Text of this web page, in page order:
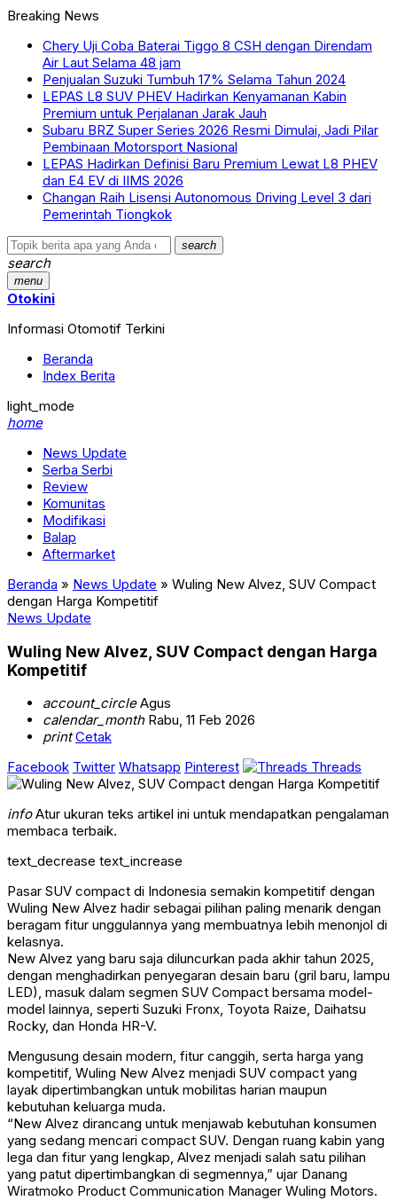
Breaking News
Chery Uji Coba Baterai Tiggo 8 CSH dengan Direndam
Air Laut Selama 48 jam
Penjualan Suzuki Tumbuh 17% Selama Tahun 2024
LEPAS L8 SUV PHEV Hadirkan Kenyamanan Kabin
Premium untuk Perjalanan Jarak Jauh
Subaru BRZ Super Series 2026 Resmi Dimulai, Jadi Pilar
Pembinaan Motorsport Nasional
LEPAS Hadirkan Definisi Baru Premium Lewat L8 PHEV
dan E4 EV di IIMS 2026
Changan Raih Lisensi Autonomous Driving Level 3 dari
Pemerintah Tiongkok
search
search
menu
Otokini
Informasi Otomotif Terkini
Beranda
Index Berita
light_mode
home
News Update
Serba Serbi
Review
Komunitas
Modifikasi
Balap
Aftermarket
Beranda » News Update » Wuling New Alvez, SUV Compact
dengan Harga Kompetitif
News Update
Wuling New Alvez, SUV Compact dengan Harga
Kompetitif
account_circleAgus
calendar_monthRabu, 11 Feb 2026
print Cetak
Facebook Twitter Whatsapp Pinterest Threads
infoAtur ukuran teks artikel ini untuk mendapatkan pengalaman
membaca terbaik.
text_decrease text_increase
Pasar SUV compact di Indonesia semakin kompetitif dengan
Wuling New Alvez hadir sebagai pilihan paling menarik dengan
beragam fitur unggulannya yang membuatnya lebih menonjol di
kelasnya.
New Alvez yang baru saja diluncurkan pada akhir tahun 2025,
dengan menghadirkan penyegaran desain baru (gril baru, lampu
LED), masuk dalam segmen SUV Compact bersama model-
model lainnya, seperti Suzuki Fronx, Toyota Raize, Daihatsu
Rocky, dan Honda HR-V.
Mengusung desain modern, fitur canggih, serta harga yang
kompetitif, Wuling New Alvez menjadi SUV compact yang
layak dipertimbangkan untuk mobilitas harian maupun
kebutuhan keluarga muda.
“New Alvez dirancang untuk menjawab kebutuhan konsumen
yang sedang mencari compact SUV. Dengan ruang kabin yang
lega dan fitur yang lengkap, Alvez menjadi salah satu pilihan
yang patut dipertimbangkan di segmennya,” ujar Danang
Wiratmoko Product Communication Manager Wuling Motors.